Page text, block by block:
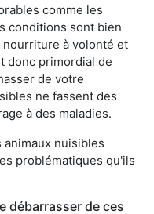
comme les
conditions sont bien
nourriture à volonté et
donc primordial de
de votre
ne fassent des
à des maladies.
nuisibles
problématiques qu'ils
débarrasser de ces